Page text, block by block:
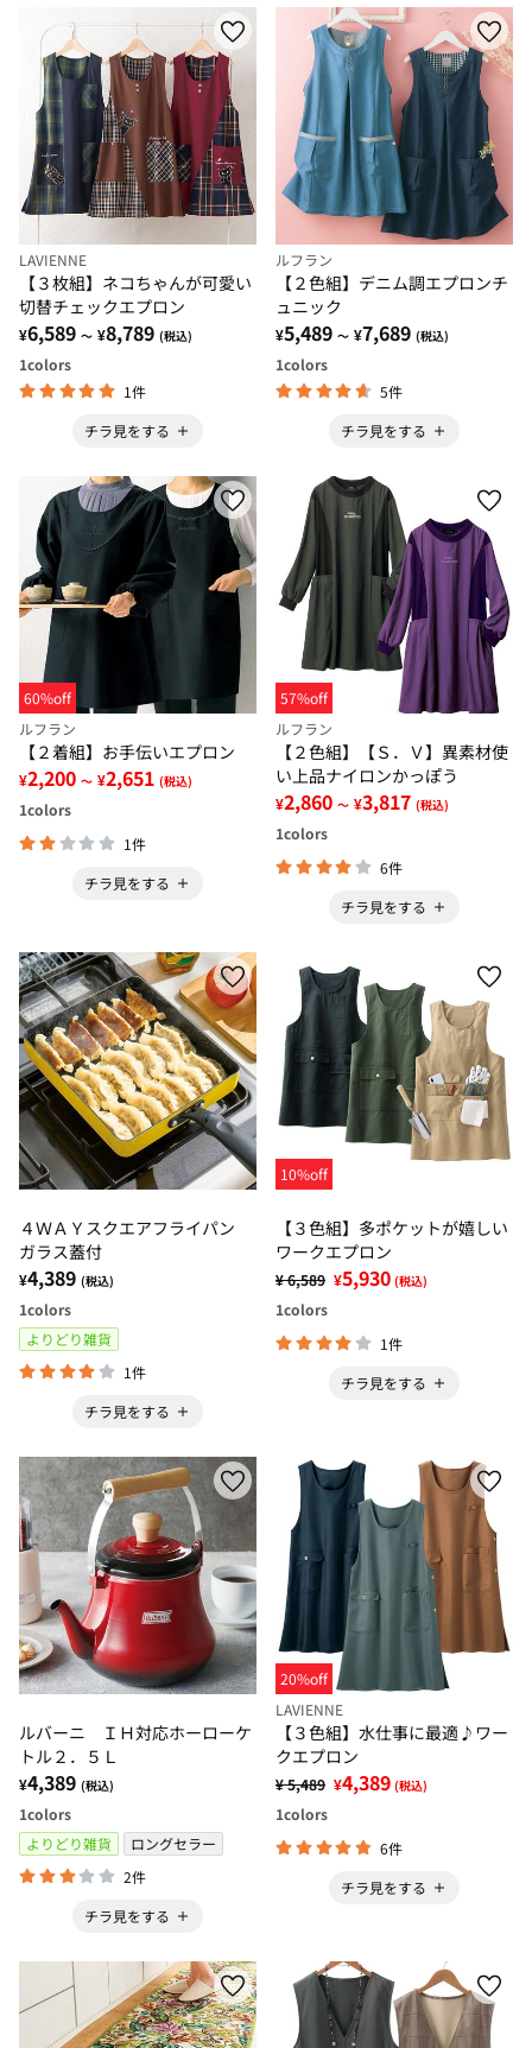
LAVIENNE
【３枚組】ネコちゃんが可愛い
切替チェックエプロン
¥6,589 ～ ¥8,789 (税込)
1colors
1件
チラ見をする
ルフラン
【２色組】デニム調エプロンチ
ュニック
¥5,489 ～ ¥7,689 (税込)
1colors
5件
チラ見をする
60%off
ルフラン
【２着組】お手伝いエプロン
¥2,200 ～ ¥2,651 (税込)
1colors
1件
チラ見をする
57%off
ルフラン
【２色組】【Ｓ．Ｖ】異素材使
い上品ナイロンかっぽう
¥2,860 ～ ¥3,817 (税込)
1colors
6件
チラ見をする
４ＷＡＹスクエアフライパン
ガラス蓋付
¥4,389 (税込)
1colors
よりどり雑貨
1件
チラ見をする
10%off
【３色組】多ポケットが嬉しい
ワークエプロン
¥ 6,589 ¥5,930 (税込)
1colors
1件
チラ見をする
ルバーニ ＩＨ対応ホーローケ
トル２．５Ｌ
¥4,389 (税込)
1colors
よりどり雑貨
ロングセラー
2件
チラ見をする
20%off
LAVIENNE
【３色組】水仕事に最適♪ワー
クエプロン
¥ 5,489 ¥4,389 (税込)
1colors
6件
チラ見をする